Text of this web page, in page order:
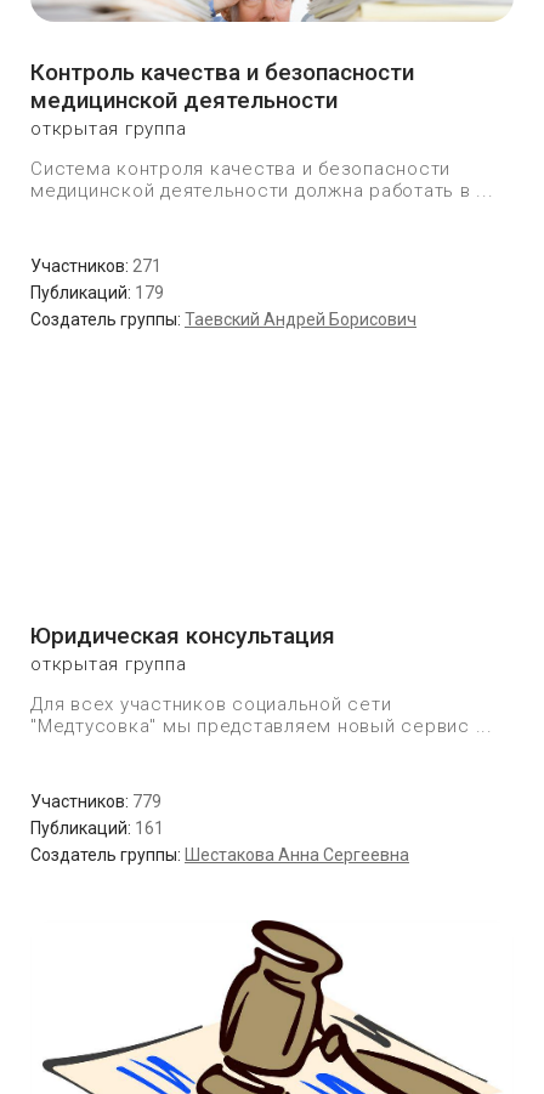
Контроль качества и безопасности
медицинской деятельности
открытая группа
Система контроля качества и безопасности
медицинской деятельности должна работать в ...
Участников: 271
Публикаций: 179
Создатель группы: Таевский Андрей Борисович
Юридическая консультация
открытая группа
Для всех участников социальной сети
"Медтусовка" мы представляем новый сервис ...
Участников: 779
Публикаций: 161
Создатель группы:
Шестакова Анна Сергеевна